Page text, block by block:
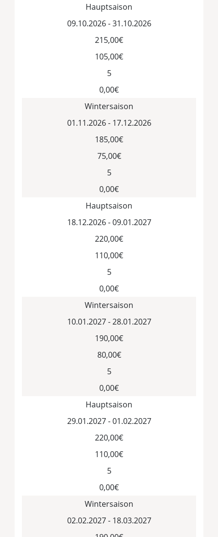
Hauptsaison
09.10.2026 - 31.10.2026
215,00€
105,00€
5
0,00€
Wintersaison
01.11.2026 - 17.12.2026
185,00€
75,00€
5
0,00€
Hauptsaison
18.12.2026 - 09.01.2027
220,00€
110,00€
5
0,00€
Wintersaison
10.01.2027 - 28.01.2027
190,00€
80,00€
5
0,00€
Hauptsaison
29.01.2027 - 01.02.2027
220,00€
110,00€
5
0,00€
Wintersaison
02.02.2027 - 18.03.2027